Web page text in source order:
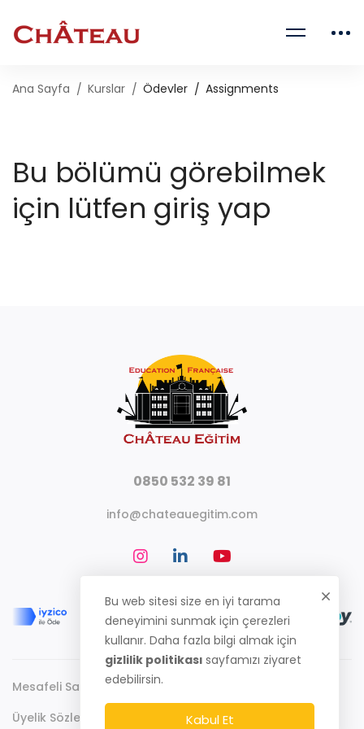
Ana Sayfa Kurslar Ödevler Assignments
Bu bölümü görebilmek
için lütfen giriş yap
0850 532 39 81
info@chateauegitim.com
Mesafeli Satış Sözleşmesi
Üyelik Sözleşmesi
Bu web sitesi size en iyi tarama
deneyimini sunmak için çerezleri
kullanır. Daha fazla bilgi almak için
gizlilik politikası sayfamızı ziyaret
edebilirsin.
Kabul Et